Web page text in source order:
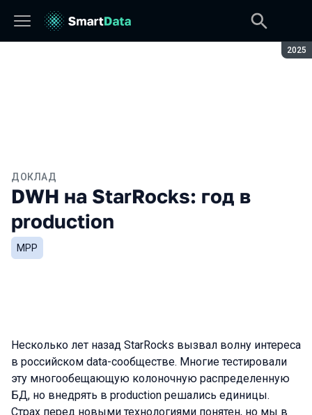
2025
ДОКЛАД
DWH на StarRocks: год в
production
MPP
Несколько лет назад StarRocks вызвал волну интереса
в российском data-сообществе. Многие тестировали
эту многообещающую колоночную распределенную
БД, но внедрять в production решались единицы.
Страх перед новыми технологиями понятен, но мы в